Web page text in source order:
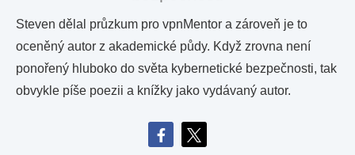
Steven dělal průzkum pro vpnMentor a zároveň je to
oceněný autor z akademické půdy. Když zrovna není
ponořený hluboko do světa kybernetické bezpečnosti, tak
obvykle píše poezii a knížky jako vydávaný autor.